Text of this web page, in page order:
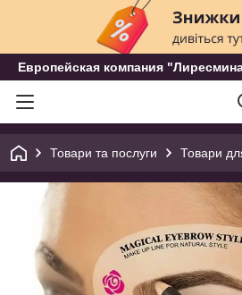
Европейская компания
Товари та послуги Товари